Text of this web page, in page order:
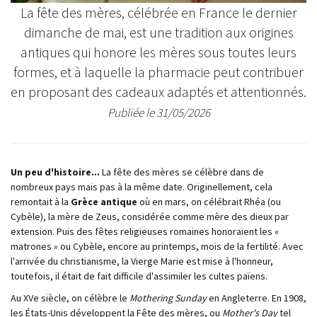
La fête des mères, célébrée en France le dernier
dimanche de mai, est une tradition aux origines
antiques qui honore les mères sous toutes leurs
formes, et à laquelle la pharmacie peut contribuer
en proposant des cadeaux adaptés et attentionnés.
Publiée le 31/05/2026
Un peu d'histoire... La fête des mères se célèbre dans de
nombreux pays mais pas à la même date. Originellement, cela
remontait à la Grèce antique où en mars, on célébrait Rhéa (ou
Cybèle), la mère de Zeus, considérée comme mère des dieux par
extension. Puis des fêtes religieuses romaines honoraient les «
matrones » ou Cybèle, encore au printemps, mois de la fertilité. Avec
l'arrivée du christianisme, la Vierge Marie est mise à l'honneur,
toutefois, il était de fait difficile d'assimiler les cultes païens.
Au XVe siècle, on célèbre le Mothering Sundayen Angleterre. En 1908,
les États-Unis développent la Fête des mères, ou Mother's Daytel